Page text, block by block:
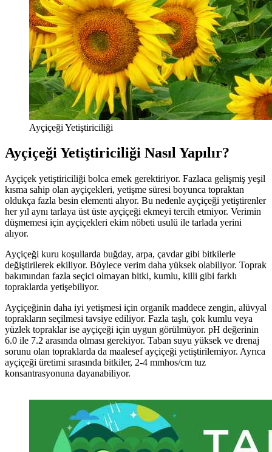
Ayçiçeği Yetiştiriciliği
Ayçiçeği Yetiştiriciliği Nasıl Yapılır?
Ayçiçek yetiştiriciliği bolca emek gerektiriyor. Fazlaca gelişmiş yeşil
kısma sahip olan ayçiçekleri, yetişme süresi boyunca topraktan
oldukça fazla besin elementi alıyor. Bu nedenle ayçiçeği yetiştirenler
her yıl aynı tarlaya üst üste ayçiçeği ekmeyi tercih etmiyor. Verimin
düşmemesi için ayçiçekleri ekim nöbeti usulü ile tarlada yerini
alıyor.
Ayçiçeği kuru koşullarda buğday, arpa, çavdar gibi bitkilerle
değiştirilerek ekiliyor. Böylece verim daha yüksek olabiliyor. Toprak
bakımından fazla seçici olmayan bitki, kumlu, killi gibi farklı
topraklarda yetişebiliyor.
Ayçiçeğinin daha iyi yetişmesi için organik maddece zengin, alüvyal
toprakların seçilmesi tavsiye ediliyor. Fazla taşlı, çok kumlu veya
yüzlek topraklar ise ayçiçeği için uygun görülmüyor. pH değerinin
6.0 ile 7.2 arasında olması gerekiyor. Taban suyu yüksek ve drenaj
sorunu olan topraklarda da maalesef ayçiçeği yetiştirilemiyor. Ayrıca
ayçiçeği üretimi sırasında bitkiler, 2-4 mmhos/cm tuz
konsantrasyonuna dayanabiliyor.